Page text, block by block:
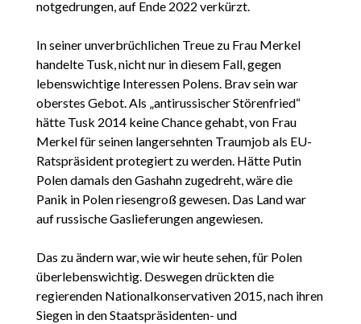
notgedrungen, auf Ende 2022 verkürzt.
In seiner unverbrüchlichen Treue zu Frau Merkel
handelte Tusk, nicht nur in diesem Fall, gegen
lebenswichtige Interessen Polens. Brav sein war
oberstes Gebot. Als „antirussischer Störenfried“
hätte Tusk 2014 keine Chance gehabt, von Frau
Merkel für seinen langersehnten Traumjob als EU-
Ratspräsident protegiert zu werden. Hätte Putin
Polen damals den Gashahn zugedreht, wäre die
Panik in Polen riesengroß gewesen. Das Land war
auf russische Gaslieferungen angewiesen.
Das zu ändern war, wie wir heute sehen, für Polen
überlebenswichtig. Deswegen drückten die
regierenden Nationalkonservativen 2015, nach ihren
Siegen in den Staatspräsidenten- und